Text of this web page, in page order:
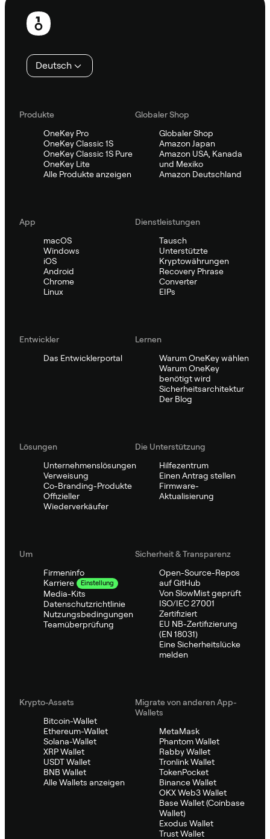
Fußzeile
Deutsch
Produkte
OneKey Pro
OneKey Classic 1S
OneKey Classic 1S Pure
OneKey Lite
Alle Produkte anzeigen
Globaler Shop
Globaler Shop
Amazon Japan
Amazon USA, Kanada
und Mexiko
Amazon Deutschland
App
macOS
Windows
iOS
Android
Chrome
Linux
Dienstleistungen
Tausch
Unterstützte
Kryptowährungen
Recovery Phrase
Converter
EIPs
Entwickler
Das Entwicklerportal
Lernen
Warum OneKey wählen
Warum OneKey
benötigt wird
Sicherheitsarchitektur
Der Blog
Lösungen
Unternehmenslösungen
Verweisung
Co-Branding-Produkte
Offizieller
Wiederverkäufer
Die Unterstützung
Hilfezentrum
Einen Antrag stellen
Firmware-
Aktualisierung
Um
Firmeninfo
Karriere
Einstellung
Media-Kits
Datenschutzrichtlinie
Nutzungsbedingungen
Teamüberprüfung
Sicherheit & Transparenz
Open-Source-Repos
auf GitHub
Von SlowMist geprüft
ISO/IEC 27001
Zertifiziert
EU NB-Zertifizierung
(EN 18031)
Eine Sicherheitslücke
melden
Krypto-Assets
Bitcoin-Wallet
Ethereum-Wallet
Solana-Wallet
XRP Wallet
USDT Wallet
BNB Wallet
Alle Wallets anzeigen
Migrate von anderen App-
Wallets
MetaMask
Phantom Wallet
Rabby Wallet
Tronlink Wallet
TokenPocket
Binance Wallet
OKX Web3 Wallet
Base Wallet (Coinbase
Wallet)
Exodus Wallet
Trust Wallet